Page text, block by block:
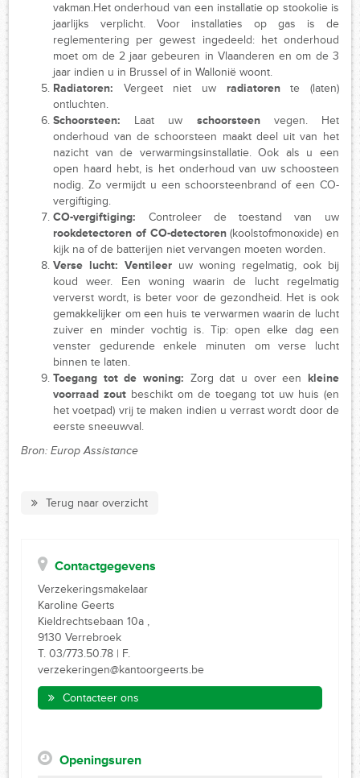
vakman.Het onderhoud van een installatie op stookolie is
jaarlijks verplicht. Voor installaties op gas is de
reglementering per gewest ingedeeld: het onderhoud
moet om de 2 jaar gebeuren in Vlaanderen en om de 3
jaar indien u in Brussel of in Wallonië woont.
Radiatoren: Vergeet niet uw radiatorente (laten)
ontluchten.
Schoorsteen: Laat uw schoorsteenvegen. Het
onderhoud van de schoorsteen maakt deel uit van het
nazicht van de verwarmingsinstallatie. Ook als u een
open haard hebt, is het onderhoud van uw schoosteen
nodig. Zo vermijdt u een schoorsteenbrand of een CO-
vergiftiging.
CO-vergiftiging: Controleer de toestand van uw
rookdetectoren of CO-detectoren(koolstofmonoxide) en
kijk na of de batterijen niet vervangen moeten worden.
Verse lucht: Ventileer uw woning regelmatig, ook bij
koud weer. Een woning waarin de lucht regelmatig
ververst wordt, is beter voor de gezondheid. Het is ook
gemakkelijker om een huis te verwarmen waarin de lucht
zuiver en minder vochtig is. Tip: open elke dag een
venster gedurende enkele minuten om verse lucht
binnen te laten.
Toegang tot de woning: Zorg dat u over een kleine
voorraad zout beschikt om de toegang tot uw huis (en
het voetpad) vrij te maken indien u verrast wordt door de
eerste sneeuwval.
Bron: Europ Assistance
Terug naar overzicht
Contactgegevens
Verzekeringsmakelaar
Karoline Geerts
Kieldrechtsebaan 10a ,
9130 Verrebroek
T. 03/773.50.78 | F.
verzekeringen@kantoorgeerts.be
Contacteer ons
Openingsuren